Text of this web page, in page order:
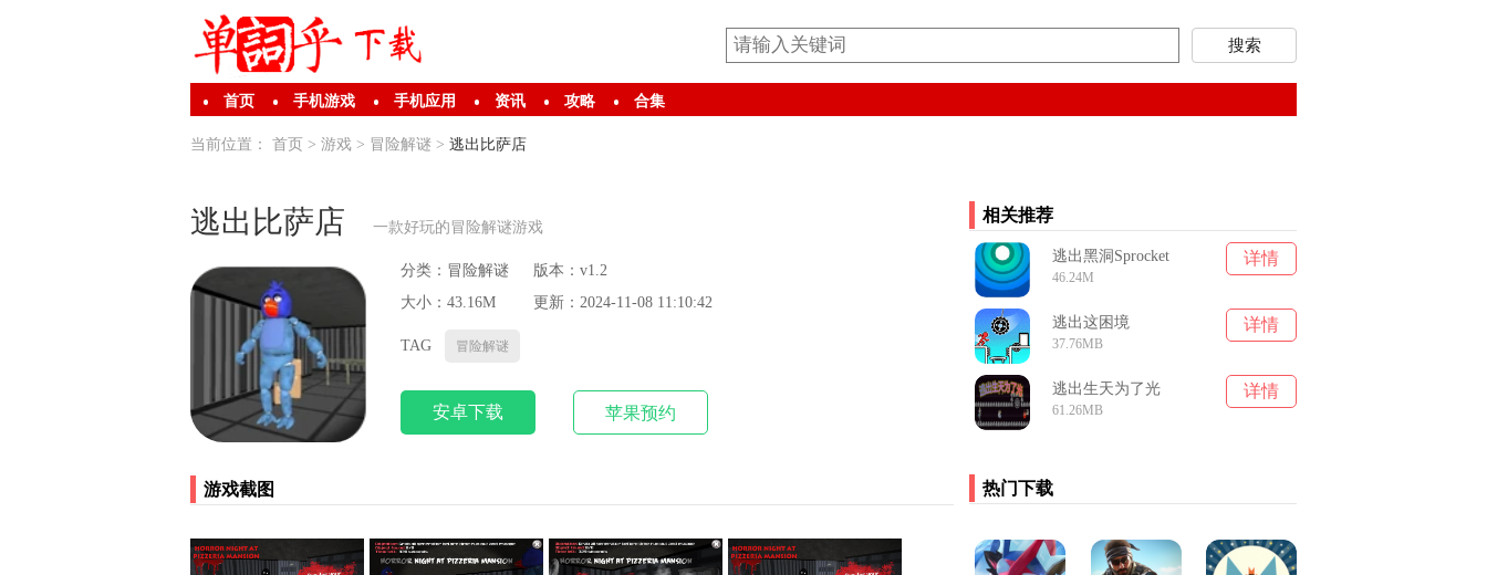
首页 手机游戏 手机应用 资讯 攻略 合集
当前位置： 首页 > 游戏 > 冒险解谜 > 逃出比萨店
逃出比萨店 一款好玩的冒险解谜游戏
分类： 冒险解谜
版本：v1.2
大小：43.16M
更新：2024-11-08 11:10:42
TAG 冒险解谜
安卓下载 苹果预约
游戏截图
相关推荐
逃出黑洞Sprocket
46.24M
详情
逃出这困境
37.76MB
详情
逃出生天为了光
61.26MB
详情
热门下载